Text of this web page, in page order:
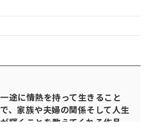
一途に情熱を持って生きること
で、家族や夫婦の関係そして人生
が輝くことを教えてくれる作品